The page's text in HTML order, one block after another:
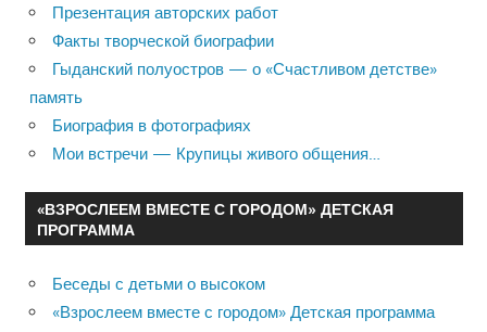
Презентация авторских работ
Факты творческой биографии
Гыданский полуостров — о «Счастливом детстве»
память
Биография в фотографиях
Мои встречи — Крупицы живого общения…
«ВЗРОСЛЕЕМ ВМЕСТЕ С ГОРОДОМ» ДЕТСКАЯ
ПРОГРАММА
Беседы с детьми о высоком
«Взрослеем вместе с городом» Детская программа